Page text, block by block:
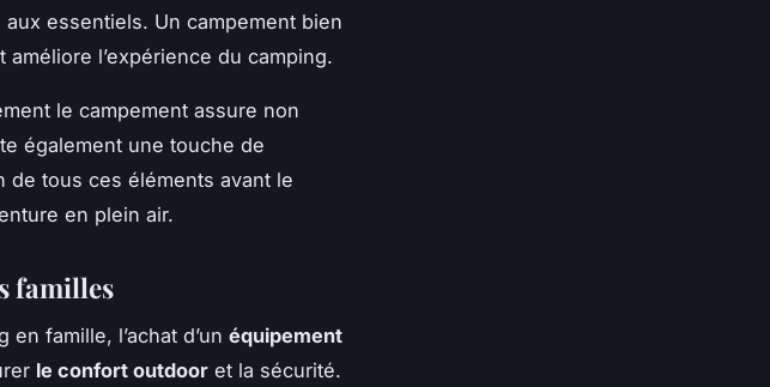
essentiels. Un campement bien
l’expérience du camping.
le campement assure non
également une touche de
de tous ces éléments avant le
en plein air.
familles
famille, l’achat d’un équipement
le confort outdoor et la sécurité.